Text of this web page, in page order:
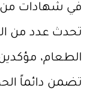
في شهادات من
تحدث عدد من
الطعام،
تضمن دائماً